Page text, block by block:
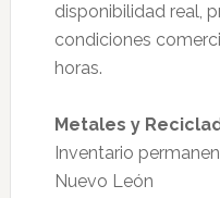
disponibilidad real,
condiciones
horas.
Metales y
Inventario
Nuevo León